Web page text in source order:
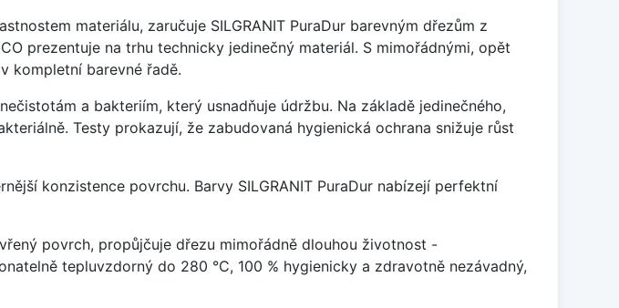
materiálu, zaručuje SILGRANIT PuraDur barevným dřezům z
prezentuje na trhu technicky jedinečný materiál. S mimořádnými, opět
kompletní barevné řadě.
a bakteriím, který usnadňuje údržbu. Na základě jedinečného,
Testy prokazují, že zabudovaná hygienická ochrana snižuje růst
konzistence povrchu. Barvy SILGRANIT PuraDur nabízejí perfektní
povrch, propůjčuje dřezu mimořádně dlouhou životnost -
tepluvzdorný do 280 °C, 100 % hygienicky a zdravotně nezávadný,